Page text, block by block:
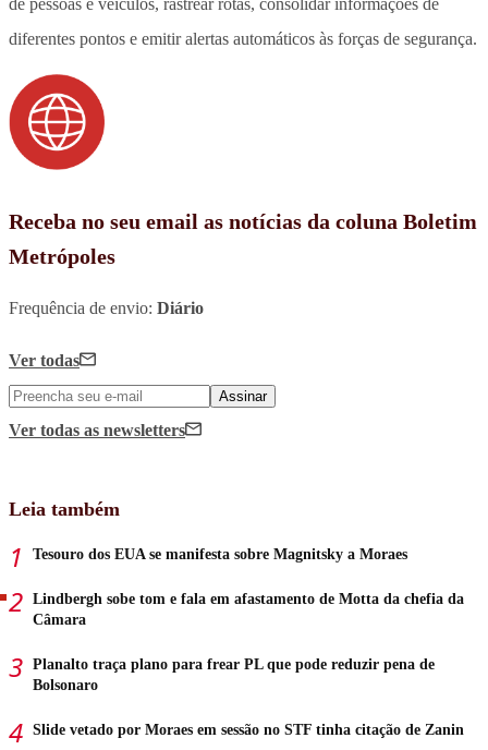
diferentes pontos e emitir alertas automáticos às forças de segurança.
Receba no seu email as notícias da coluna Boletim
Metrópoles
Frequência de envio: Diário
Ver todas
Assinar
Ver todas as newsletters
Leia também
Tesouro dos EUA se manifesta sobre Magnitsky a Moraes
Lindbergh sobe tom e fala em afastamento de Motta da chefia da
Câmara
Planalto traça plano para frear PL que pode reduzir pena de
Bolsonaro
Slide vetado por Moraes em sessão no STF tinha citação de Zanin